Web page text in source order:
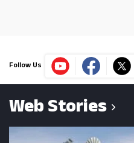
Follow Us
Web Stories